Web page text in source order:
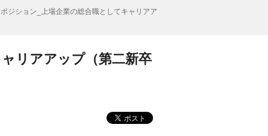
ジション_上場企業の総合職としてキャリアア
リアアップ（第二新卒